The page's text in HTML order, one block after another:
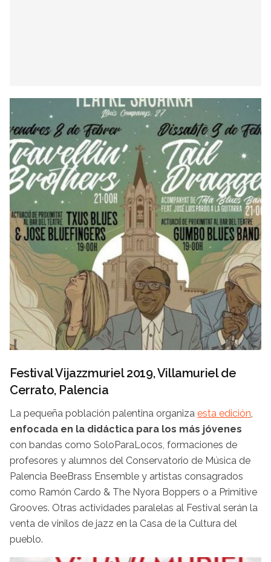
Festival Vijazzmuriel 2019, Villamuriel de
Cerrato, Palencia
La pequeña población palentina organiza esta edición
enfocada en la didáctica para los más jóvenes
con bandas como SoloParaLocos, formaciones de
profesores y alumnos del Conservatorio de Música de
Palencia BeeBrass Ensemble y artistas consagrados
como Ramón Cardo & The Nyora Boppers o a Primitive
Grooves. Otras actividades paralelas al Festival serán la
venta de vinilos de jazz en la Casa de la Cultura del
pueblo.